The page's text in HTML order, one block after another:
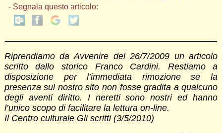
- Segnala questo articolo:
Riprendiamo da Avvenire del 26/7/2009 un articolo
scritto dallo storico Franco Cardini. Restiamo a
disposizione per l’immediata rimozione se la
presenza sul nostro sito non fosse gradita a qualcuno
degli aventi diritto. I neretti sono nostri ed hanno
l’unico scopo di facilitare la lettura on-line.
Il Centro culturale Gli scritti (3/5/2010)